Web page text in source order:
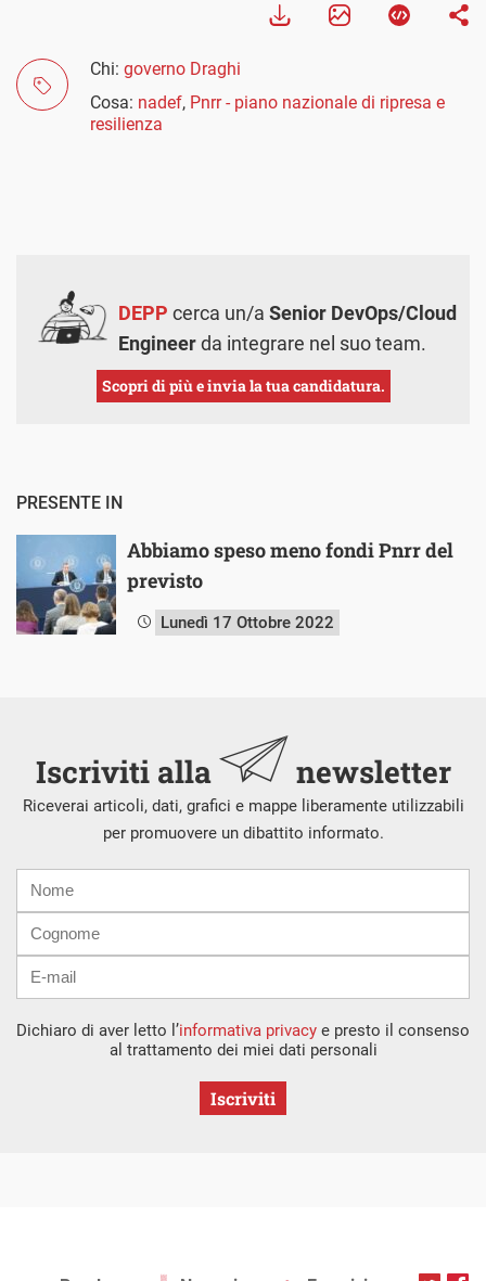
Chi: governo Draghi
Cosa: nadef, Pnrr - piano nazionale di ripresa e
resilienza
DEPP cerca un/a Senior DevOps/Cloud
Engineerda integrare nel suo team.
Scopri di più e invia la tua candidatura.
PRESENTE IN
Abbiamo speso meno fondi Pnrr del
previsto
Lunedì 17 Ottobre 2022
Iscriviti alla newsletter
Riceverai articoli, dati, grafici e mappe liberamente utilizzabili
per promuovere un dibattito informato.
mail
Dichiaro di aver letto l’informativa privacy e presto il consenso
al trattamento dei miei dati personali
Iscriviti